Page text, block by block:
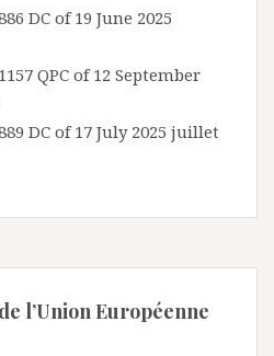
DC of 19 June 2025
QPC of 12 September
DC of 17 July 2025 juillet
l’Union Européenne